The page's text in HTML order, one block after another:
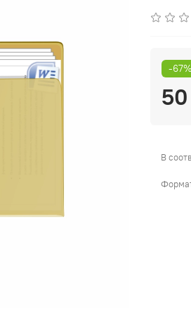
-67%
В